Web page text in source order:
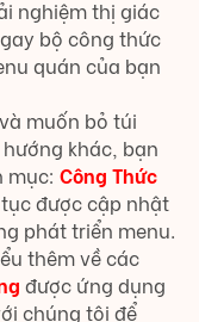
nghiệm thị giác
bộ công thức
quán của bạn
muốn bỏ túi
khác, bạn
mục: Công Thức
được cập nhật
phát triển menu.
thêm về các
được ứng dụng
chúng tôi để